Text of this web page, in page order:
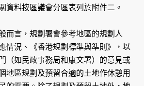
資料按區議會分區表列於附件二。
而言，規劃署會參考地區的規劃人
情況、《香港規劃標準與準則》，以
（如民政事務局和康文署）的意見或
地區規劃及預留合適的土地作休憩用